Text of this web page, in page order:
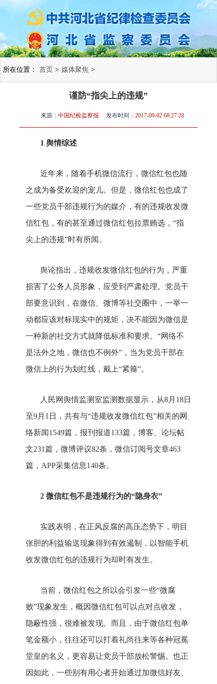
所在位置： 首页 > 媒体聚焦 >
谨防“指尖上的违规”
来源： 中国纪检监察报 发布时间： 2017-09-02 08:27:28
1 舆情综述
近年来，随着手机微信流行，微信红包也随
之成为备受欢迎的宠儿。但是，微信红包也成了
一些党员干部违规行为的媒介，有的违规收发微
信红包，有的甚至通过微信红包拉票贿选，“指
尖上的违规”时有所闻。
舆论指出，违规收发微信红包的行为，严重
损害了公务人员形象，应受到严肃处理。党员干
部要意识到，在微信、微博等社交圈中，一举一
动都应该对标现实中的规矩，决不能因为微信是
一种新的社交方式就降低标准和要求。“网络不
是法外之地，微信也不例外”，当为党员干部在
微信上的行为划红线，戴上“紧箍”。
人民网舆情监测室监测数据显示，从8月18日
至9月1日，共有与“违规收发微信红包”相关的网
络新闻1549篇，报刊报道133篇，博客、论坛帖
文231篇，微博评议82条，微信订阅号文章463
篇，APP采集信息140条。
2 微信红包不是违规行为的“隐身衣”
实践表明，在正风反腐的高压态势下，明目
张胆的利益输送现象得到有效遏制，以智能手机
收发微信红包的违规行为却时有发生。
当前，微信红包之所以会引发一些“微腐
败”现象发生，概因微信红包可以点对点收发，
隐蔽性强，很难被发现。而且，由于微信红包单
笔金额小，往往还可以打着礼尚往来等各种冠冕
堂皇的名义，更容易让党员干部放松警惕。也正
因如此，一些别有用心者开始通过加微信好友、